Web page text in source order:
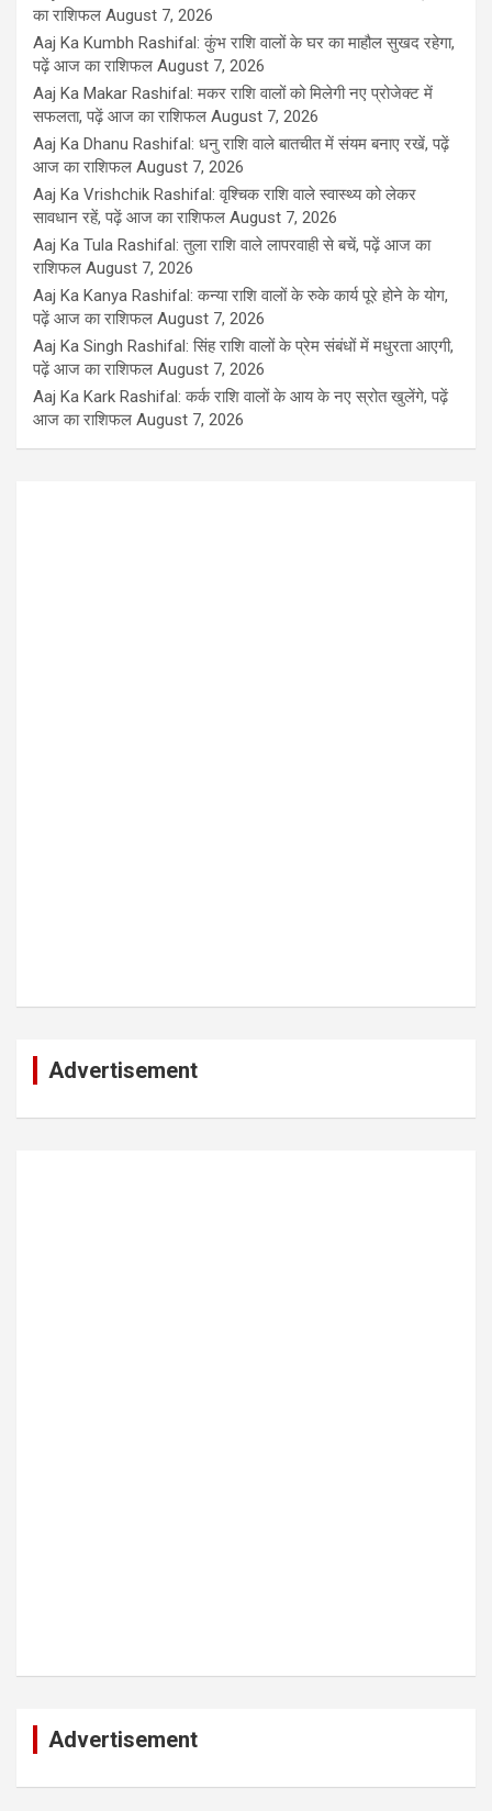
का राशिफल August 7, 2026
Aaj Ka Kumbh Rashifal: कुंभ राशि वालों के घर का माहौल सुखद रहेगा,
पढ़ें आज का राशिफल August 7, 2026
Aaj Ka Makar Rashifal: मकर राशि वालों को मिलेगी नए प्रोजेक्ट में
सफलता, पढ़ें आज का राशिफल August 7, 2026
Aaj Ka Dhanu Rashifal: धनु राशि वाले बातचीत में संयम बनाए रखें, पढ़ें
आज का राशिफल August 7, 2026
Aaj Ka Vrishchik Rashifal: वृश्चिक राशि वाले स्वास्थ्य को लेकर
सावधान रहें, पढ़ें आज का राशिफल August 7, 2026
Aaj Ka Tula Rashifal: तुला राशि वाले लापरवाही से बचें, पढ़ें आज का
राशिफल August 7, 2026
Aaj Ka Kanya Rashifal: कन्या राशि वालों के रुके कार्य पूरे होने के योग,
पढ़ें आज का राशिफल August 7, 2026
Aaj Ka Singh Rashifal: सिंह राशि वालों के प्रेम संबंधों में मधुरता आएगी,
पढ़ें आज का राशिफल August 7, 2026
Aaj Ka Kark Rashifal: कर्क राशि वालों के आय के नए स्रोत खुलेंगे, पढ़ें
आज का राशिफल August 7, 2026
Advertisement
Advertisement